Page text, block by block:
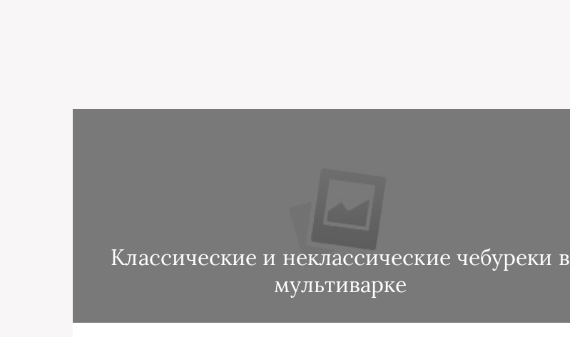
Классические и неклассические чебуреки в
мультиварке